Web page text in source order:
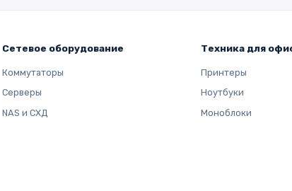
Сетевое оборудование
Коммутаторы
Серверы
NAS и СХД
Техника для
Принтеры
Ноутбуки
Моноблоки